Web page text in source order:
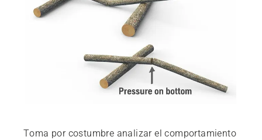
Toma por costumbre analizar el comportamiento